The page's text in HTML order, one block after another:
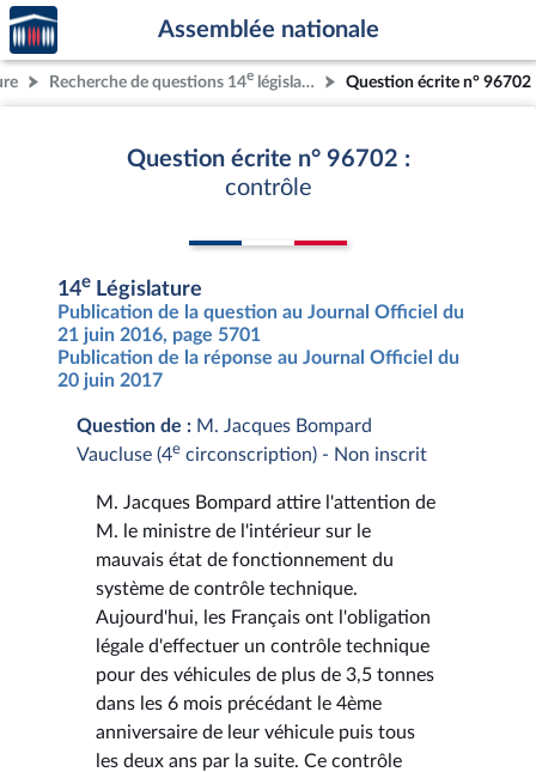
Aller au contenu
Aller en bas de la page
Accèder
à la
page
d'accueil
Assemblée nationale
Recherche de questions 14e législature Question écrite n° 96702
Question écrite n° 96702 :
contrôle
14e Législature
Publication de la question au Journal Officiel du
21 juin 2016, page 5701
Publication de la réponse au Journal Officiel du
20 juin 2017
Question de : M. Jacques Bompard
Vaucluse (4e circonscription) - Non inscrit
M. Jacques Bompard attire l'attention de
M. le ministre de l'intérieur sur le
mauvais état de fonctionnement du
système de contrôle technique.
Aujourd'hui, les Français ont l'obligation
légale d'effectuer un contrôle technique
pour des véhicules de plus de 3,5 tonnes
dans les 6 mois précédant le 4ème
anniversaire de leur véhicule puis tous
les deux ans par la suite. Ce contrôle